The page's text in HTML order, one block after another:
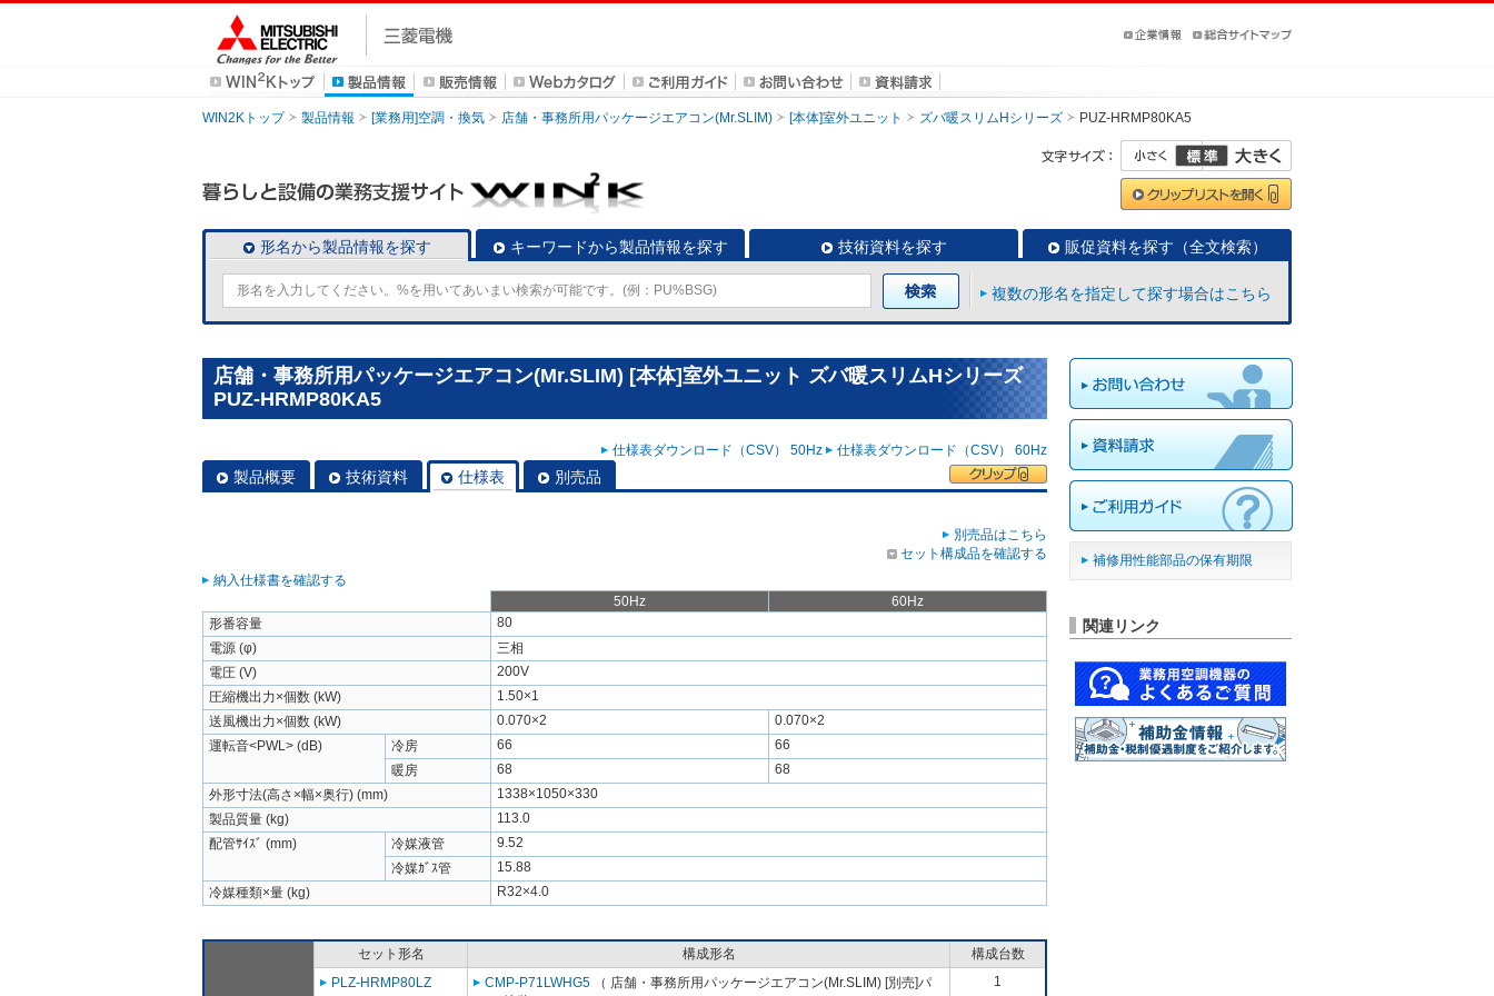
WIN2Kトップ 製品情報 [業務用]空調・換気 店舗・事務所用パッケージエアコン(Mr.SLIM) [本体]室外ユニット ズバ暖スリムHシリーズ PUZ-HRMP80KA5
形名から製品情報を探す キーワードから製品情報を探す 技術資料を探す 販促資料を探す（全文検索）
複数の形名を指定して探す場合はこちら
店舗・事務所用パッケージエアコン(Mr.SLIM) [本体]室外ユニット ズバ暖スリムHシリーズ
PUZ-HRMP80KA5
仕様表ダウンロード（CSV） 50Hz 仕様表ダウンロード（CSV） 60Hz
製品概要 技術資料 仕様表 別売品
別売品はこちら
セット構成品を確認する
納入仕様書を確認する
50Hz
60Hz
形番容量
80
電源 (φ)
三相
電圧 (V)
200V
圧縮機出力×個数 (kW)
1.50×1
送風機出力×個数 (kW)
0.070×2
0.070×2
運転音<PWL> (dB)
冷房 66
66
暖房
68
68
外形寸法(高さ×幅×奥行) (mm)
1338×1050×330
製品質量 (kg)
113.0
配管ｻｲｽﾞ (mm)
冷媒液管
9.52
冷媒ｶﾞｽ管
15.88
冷媒種類×量 (kg)
R32×4.0
セット形名 構成形名
構成台数
PLZ-HRMP80LZ
CMP-P71LWHG5 （ 店舗・事務所用パッケージエアコン(Mr.SLIM) [別売]パ
1
補修用性能部品の保有期限
関連リンク